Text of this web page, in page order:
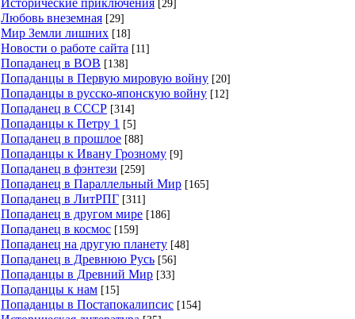
Исторические приключения [29]
Любовь внеземная [29]
Мир Земли лишних [18]
Новости о работе сайта [11]
Попаданец в ВОВ [138]
Попаданцы в Первую мировую войну [20]
Попаданцы в русско-японскую войну [12]
Попаданец в СССР [314]
Попаданцы к Петру 1 [5]
Попаданец в прошлое [88]
Попаданцы к Ивану Грозному [9]
Попаданец в фэнтези [259]
Попаданец в Параллельный Мир [165]
Попаданец в ЛитРПГ [311]
Попаданец в другом мире [186]
Попаданец в космос [159]
Попаданец на другую планету [48]
Попаданец в Древнюю Русь [56]
Попаданцы в Древний Мир [33]
Попаданцы к нам [15]
Попаданцы в Постапокалипсис [154]